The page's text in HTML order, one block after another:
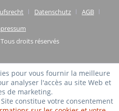
Datenschutz
AGB
droits réservés
pour vous fournir la meilleure
analyser l'accès au site Web et
de marketing.
constitue votre consentement